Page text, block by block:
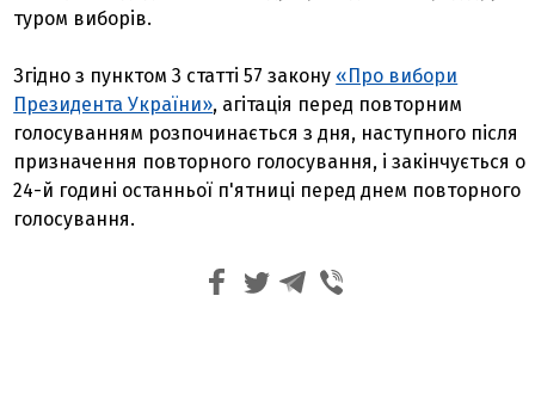
туром виборів.
Згідно з пунктом 3 статті 57 закону «Про вибори
Президента України», агітація перед повторним
голосуванням розпочинається з дня, наступного після
призначення повторного голосування, і закінчується о
24-й годині останньої п'ятниці перед днем повторного
голосування.